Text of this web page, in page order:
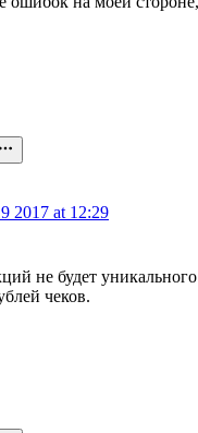
2017 at 12:29
не будет
чеков.